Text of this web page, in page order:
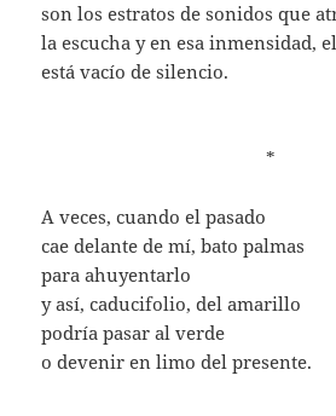
son los estratos de sonidos que
la escucha y en esa inmensidad,
está vacío de silencio.
*
A veces, cuando el pasado
cae delante de mí, bato palmas
para ahuyentarlo
y así, caducifolio, del amarillo
podría pasar al verde
o devenir en limo del presente.